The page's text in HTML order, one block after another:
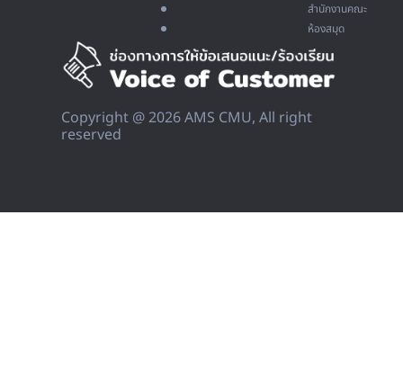
สำนักงานคณะ
ห้องสมุด
Copyright @ 2026 AMS CMU, All right
reserved